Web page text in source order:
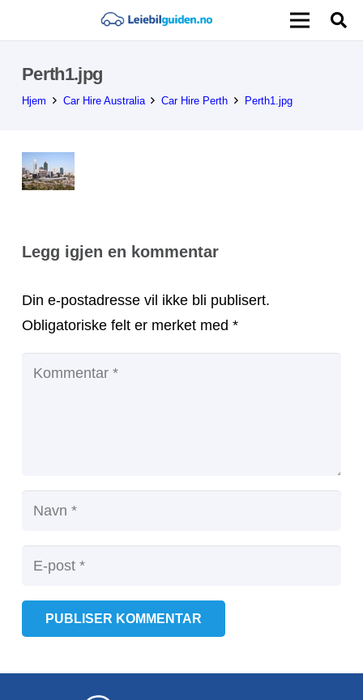
Perth1.jpg
Hjem Car Hire Australia Car Hire Perth Perth1.jpg
Legg igjen en kommentar
Din e-postadresse vil ikke bli publisert.
Obligatoriske felt er merket med *
PUBLISER KOMMENTAR